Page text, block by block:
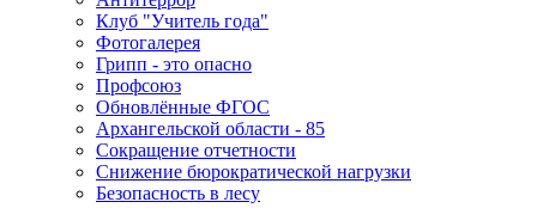
Клуб "Учитель года"
Фотогалерея
Грипп - это опасно
Профсоюз
Обновлённые ФГОС
Архангельской области - 85
Сокращение отчетности
Снижение бюрократической нагрузки
Безопасность в лесу